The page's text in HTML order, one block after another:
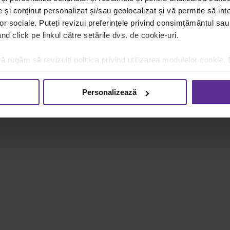
și conținut personalizat și/sau geolocalizat și vă permite să
sociale. Puteți revizui preferințele privind consimțământul
click pe linkul către setările dvs. de cookie-uri.
rugăm să revizuiți politica privind utilizarea modulelor cookie.
Personalizează
important să ai o abordare coerentă. Alegerea corectă
riscul de deteriorare și retururi. În plus, un
practică pentru optimizarea procesului de
de transport prin alegerea